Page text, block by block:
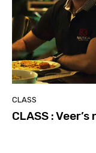
CLASS
CLASS :